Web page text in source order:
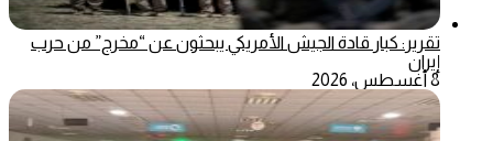
تقرير: كبار قادة الجيش الأمريكي يبحثون عن “مخرج” من حرب
إيران
8 أغسطس، 2026